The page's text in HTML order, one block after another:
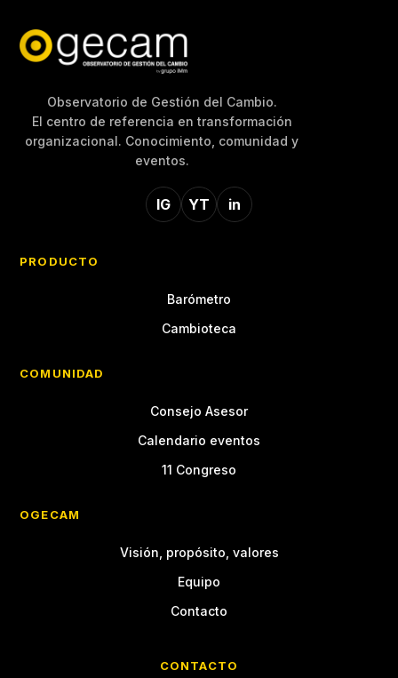
Observatorio de Gestión del Cambio.
El centro de referencia en transformación
organizacional. Conocimiento, comunidad y
eventos.
IG YT in
PRODUCTO
Barómetro
Cambioteca
COMUNIDAD
Consejo Asesor
Calendario eventos
11 Congreso
OGECAM
Visión, propósito, valores
Equipo
Contacto
CONTACTO